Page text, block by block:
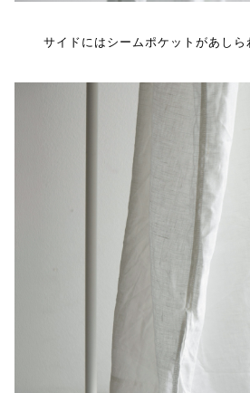
サイドにはシームポケットがあしら